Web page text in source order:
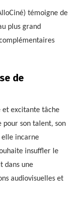
témoigne de
plus grand
de
et excitante tâche
pour son talent, son
elle incarne
insuffler le
dans une
audiovisuelles et